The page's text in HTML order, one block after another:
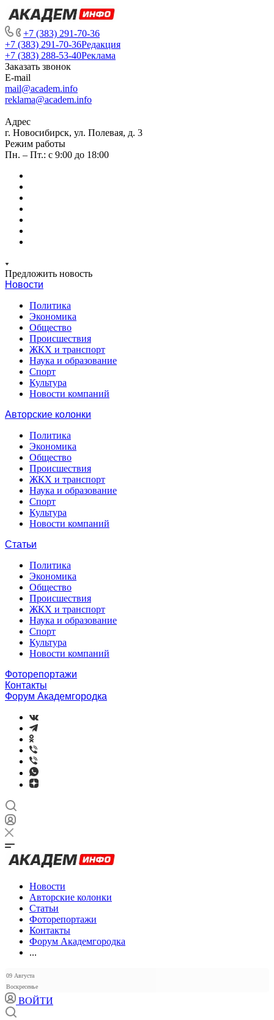
+7 (383) 291-70-36
+7 (383) 291-70-36Редакция
+7 (383) 288-53-40Реклама
Заказать звонок
E-mail
mail@academ.info
reklama@academ.info
Адрес
г. Новосибирск, ул. Полевая, д. 3
Режим работы
Пн. – Пт.: с 9:00 до 18:00
Предложить новость
Новости
Политика
Экономика
Общество
Происшествия
ЖКХ и транспорт
Наука и образование
Спорт
Культура
Новости компаний
Авторские колонки
Политика
Экономика
Общество
Происшествия
ЖКХ и транспорт
Наука и образование
Спорт
Культура
Новости компаний
Статьи
Политика
Экономика
Общество
Происшествия
ЖКХ и транспорт
Наука и образование
Спорт
Культура
Новости компаний
Фоторепортажи
Контакты
Форум Академгородка
Новости
Авторские колонки
Статьи
Фоторепортажи
Контакты
Форум Академгородка
...
09 Августа
Воскресенье
ВОЙТИ